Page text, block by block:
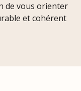
de vous orienter
et cohérent